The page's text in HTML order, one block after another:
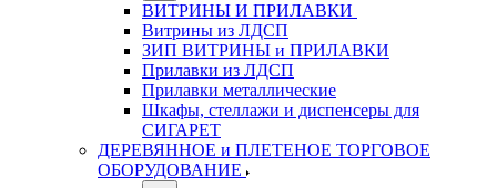
ВИТРИНЫ И ПРИЛАВКИ
Витрины из ЛДСП
ЗИП ВИТРИНЫ и ПРИЛАВКИ
Прилавки из ЛДСП
Прилавки металлические
Шкафы, стеллажи и диспенсеры для
СИГАРЕТ
ДЕРЕВЯННОЕ и ПЛЕТЕНОЕ ТОРГОВОЕ
ОБОРУДОВАНИЕ